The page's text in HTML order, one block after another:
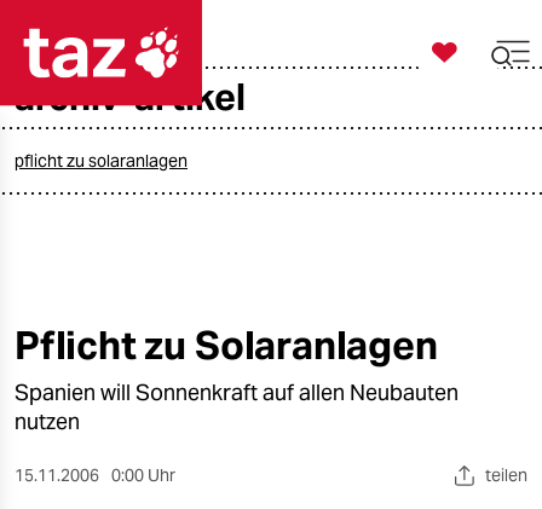
öko
gesellschaft
kultur
sport

taz zahl ich
archiv-artikel
pflicht zu solaranlagen
Pflicht zu Solaranlagen
Spanien will Sonnenkraft auf allen Neubauten
nutzen
15.11.2006 0:00 Uhr teilen